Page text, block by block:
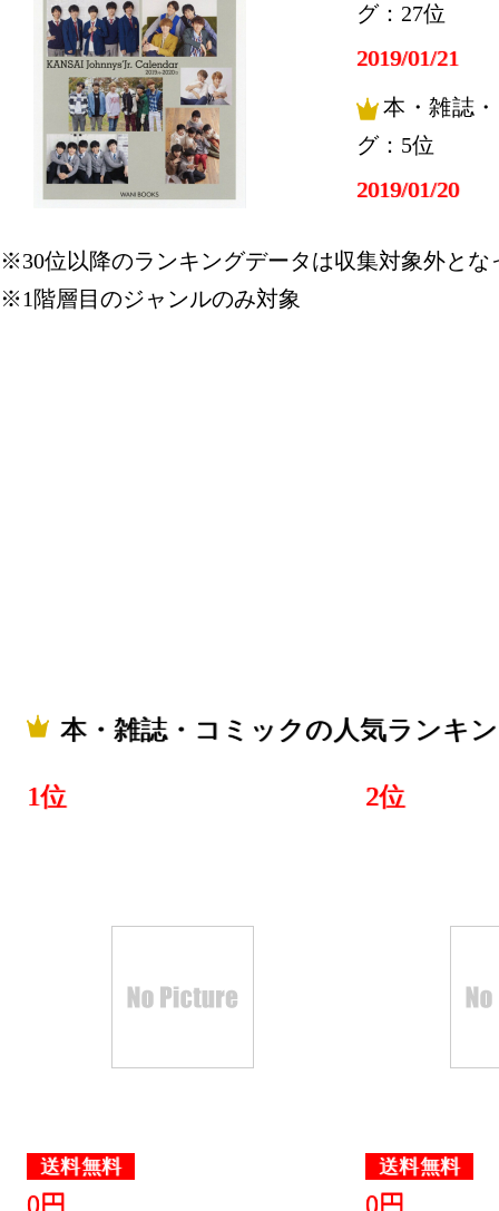
グ：27位
2019/01/21
本・雑誌
グ：5位
2019/01/20
グ：6位
2019/01/13
グ：22位
本・雑誌
グ：25位
※30位以降のランキングデータは収集対象外とな
※1階層目のジャンルのみ対象
本・雑誌・コミックの人気ランキ
1位
送料無料
0円
2位
送料無料
0円